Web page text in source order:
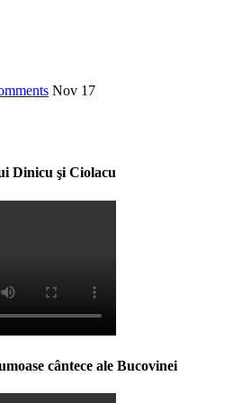
Nov 17
Dinicu şi Ciolacu
cântece ale Bucovinei